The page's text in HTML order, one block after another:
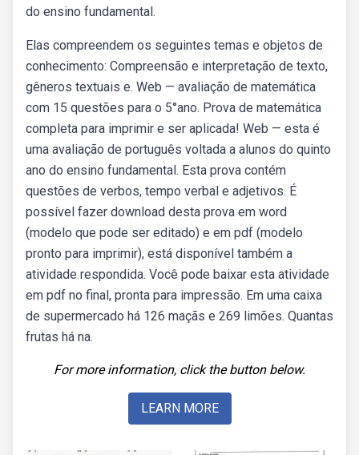
do ensino fundamental.
Elas compreendem os seguintes temas e objetos de
conhecimento: Compreensão e interpretação de texto,
gêneros textuais e. Web — avaliação de matemática
com 15 questões para o 5°ano. Prova de matemática
completa para imprimir e ser aplicada! Web — esta é
uma avaliação de português voltada a alunos do quinto
ano do ensino fundamental. Esta prova contém
questões de verbos, tempo verbal e adjetivos. É
possível fazer download desta prova em word
(modelo que pode ser editado) e em pdf (modelo
pronto para imprimir), está disponível também a
atividade respondida. Você pode baixar esta atividade
em pdf no final, pronta para impressão. Em uma caixa
de supermercado há 126 maçãs e 269 limões. Quantas
frutas há na.
For more information, click the button below.
LEARN MORE